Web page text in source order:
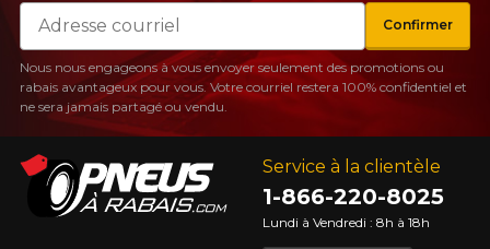
Service à la clientèle
1-866-220-8025
Lundi à Vendredi : 8h à 18h
Courriel
Confirmer
Nous nous engageons à vous envoyer seulement des promotions ou
rabais avantageux pour vous. Votre courriel restera 100% confidentiel et
ne sera jamais partagé ou vendu.